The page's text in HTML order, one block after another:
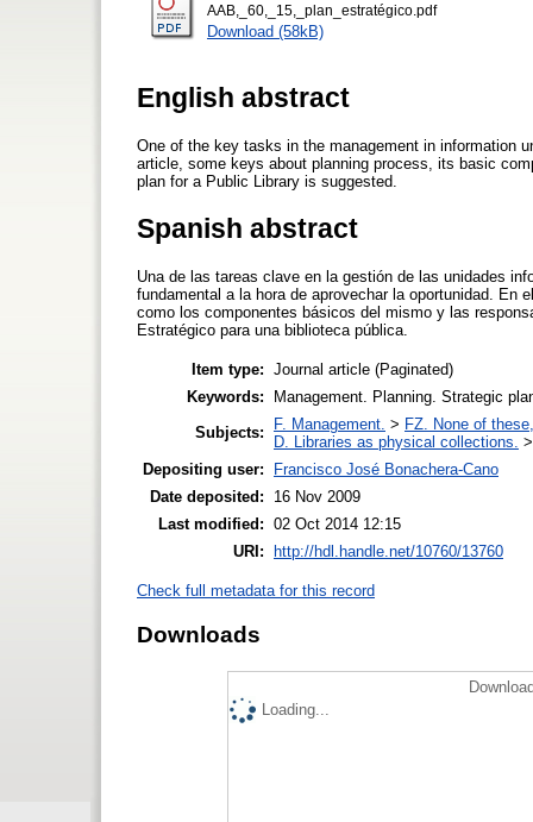
AAB,_60,_15,_plan_estratégico.pdf
Download (58kB)
English abstract
One of the key tasks in the management in information
article, some keys about planning process, its basic
plan for a Public Library is suggested.
Spanish abstract
Una de las tareas clave en la gestión de las unidades
fundamental a la hora de aprovechar la oportunidad. En
como los componentes básicos del mismo y las
Estratégico para una biblioteca pública.
Item type: Journal article (Paginated)
Keywords:
Management. Planning. Strategic
Subjects:
F. Management. > FZ. None of
D. Libraries as physical collections.
Depositing user:
Francisco José Bonachera-Cano
Date deposited:
16 Nov 2009
Last modified: 02 Oct 2014 12:15
URI:
http://hdl.handle.net/10760/13760
Check full metadata for this record
Downloads
Loading...